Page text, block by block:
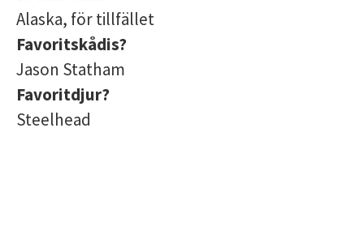
Alaska, för tillfället
Favoritskådis?
Jason Statham
Favoritdjur?
Steelhead